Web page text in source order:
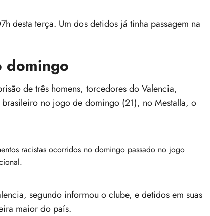
desta terça. Um dos detidos já tinha passagem na
domingo
de três homens, torcedores do Valencia,
no jogo de domingo (21), no Mestalla, o
racistas ocorridos no domingo passado no jogo
segundo informou o clube, e detidos em suas
maior do país.